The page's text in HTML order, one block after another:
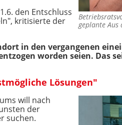
geplante
den Entschluss
kritisierte der
in den vergangenen
worden seien. Das
Lösungen"
will nach
der
suchen.